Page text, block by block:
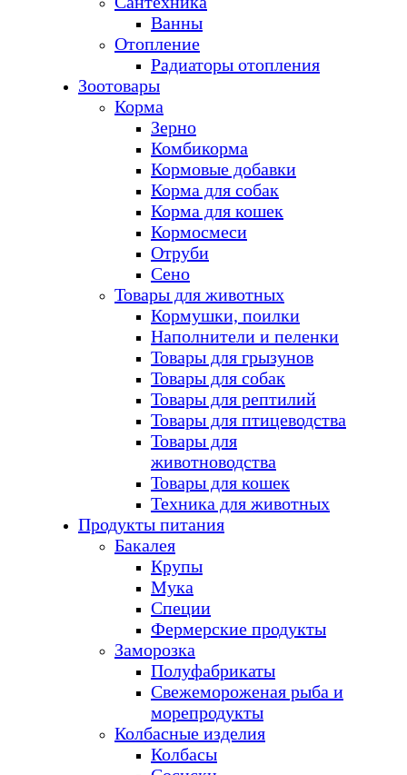
Ванны
Отопление
Радиаторы отопления
Зоотовары
Корма
Зерно
Комбикорма
Кормовые добавки
Корма для собак
Корма для кошек
Кормосмеси
Отруби
Сено
Товары для животных
Кормушки, поилки
Наполнители и пеленки
Товары для грызунов
Товары для собак
Товары для рептилий
Товары для птицеводства
Товары для
животноводства
Товары для кошек
Техника для животных
Продукты питания
Бакалея
Крупы
Мука
Специи
Фермерские продукты
Заморозка
Полуфабрикаты
Свежемороженая рыба и
морепродукты
Колбасные изделия
Колбасы